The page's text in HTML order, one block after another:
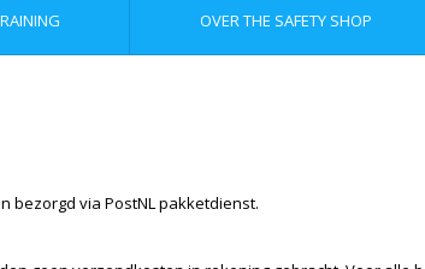
OVER THE SAFETY SHOP
bezorgd via PostNL pakketdienst.